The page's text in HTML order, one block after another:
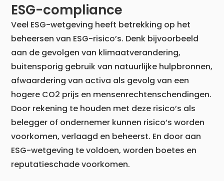
ESG-compliance
Veel ESG-wetgeving heeft betrekking op het
beheersen van ESG-risico’s. Denk bijvoorbeeld
aan de gevolgen van klimaatverandering,
buitensporig gebruik van natuurlijke hulpbronnen,
afwaardering van activa als gevolg van een
hogere CO2 prijs en mensenrechtenschendingen.
Door rekening te houden met deze risico’s als
belegger of ondernemer kunnen risico’s worden
voorkomen, verlaagd en beheerst. En door aan
ESG-wetgeving te voldoen, worden boetes en
reputatieschade voorkomen.